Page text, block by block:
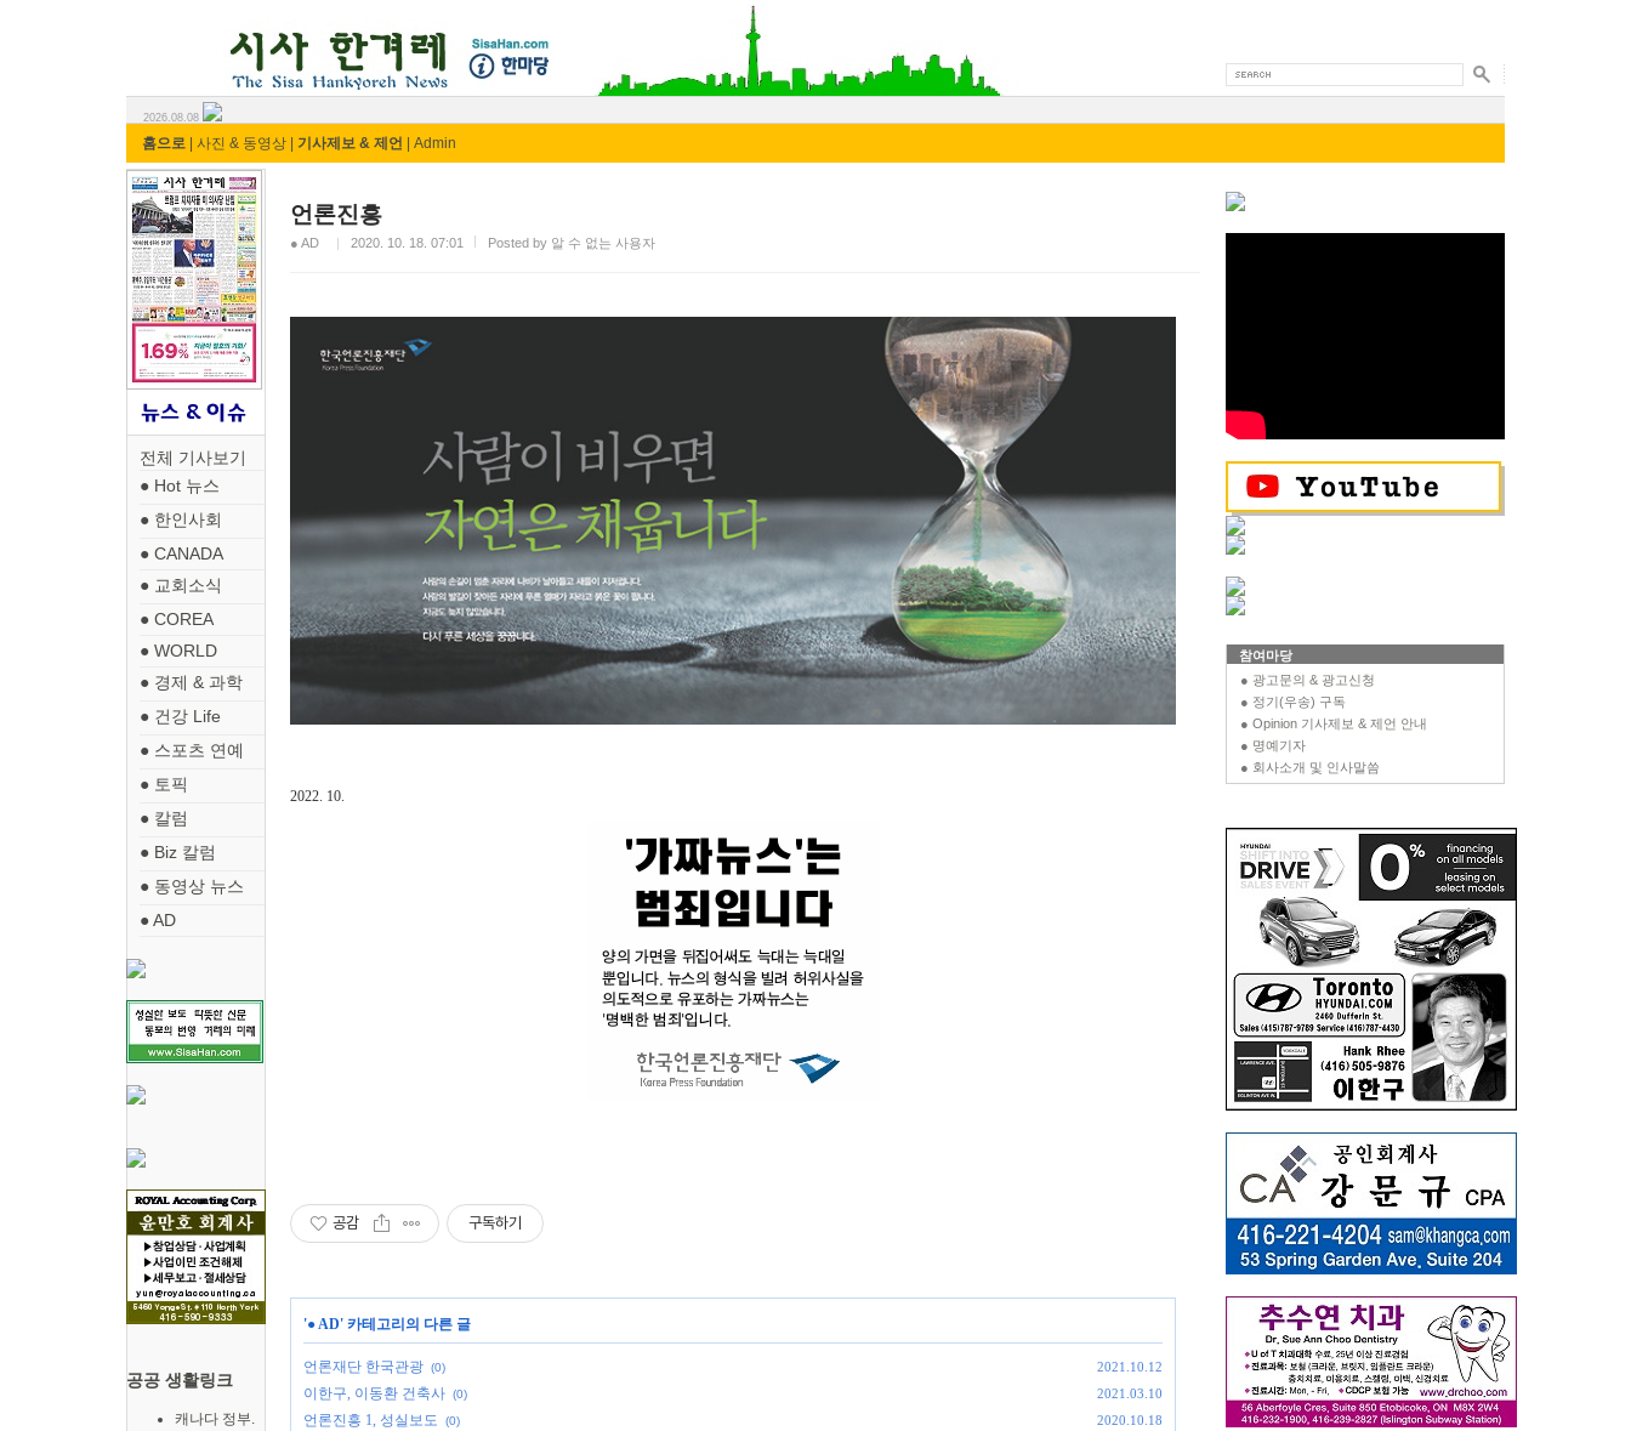
2026.08.08
홈으로 사진 & 동영상 기사제보 & 제언 Admin
전체 기사보기
● Hot 뉴스
● 한인사회
● CANADA
● 교회소식
● COREA
● WORLD
● 경제 & 과학
● 건강 Life
● 스포츠 연예
● 토픽
● 칼럼
● Biz 칼럼
● 동영상 뉴스
● AD
공공 생활링크
캐나다 정부.
언론진흥
● AD 2020. 10. 18. 07:01 Posted by 알 수 없는 사용자
2022. 10.
공감 구독하기
'● AD' 카테고리의 다른 글
언론재단 한국관광 (0) 2021.10.12
이한구, 이동환 건축사 (0) 2021.03.10
언론진흥 1, 성실보도 (0) 2020.10.18
참여마당
● 광고문의 & 광고신청
● 정기(우송) 구독
● Opinion 기사제보 & 제언 안내
● 명예기자
● 회사소개 및 인사말씀